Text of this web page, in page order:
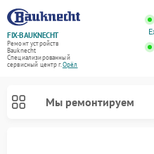
FIX-BAUKNECHT
Ремонт устройств
Bauknecht
Специализированный
cервисный центр г.Орёл
Мы ремонтируем